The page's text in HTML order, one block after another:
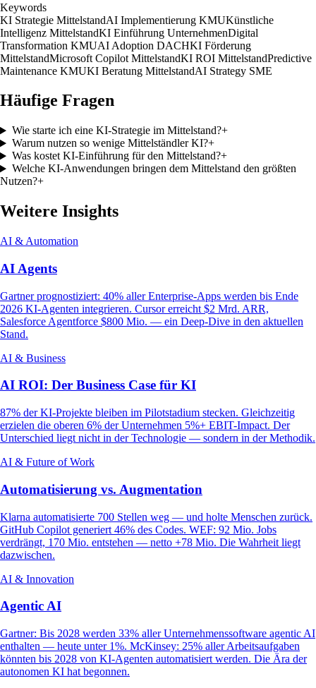
Keywords
KI Strategie MittelstandAI Implementierung KMUKünstliche
Intelligenz MittelstandKI Einführung UnternehmenDigital
Transformation KMUAI Adoption DACHKI Förderung
MittelstandMicrosoft Copilot MittelstandKI ROI MittelstandPredictive
Maintenance KMUKI Beratung MittelstandAI Strategy SME
Häufige Fragen
Wie starte ich eine KI-Strategie im Mittelstand?+
Warum nutzen so wenige Mittelständler KI?+
Was kostet KI-Einführung für den Mittelstand?+
Welche KI-Anwendungen bringen dem Mittelstand den größten
Nutzen?+
Weitere Insights
AI & Automation
AI Agents
Gartner prognostiziert: 40% aller Enterprise-Apps werden bis Ende
2026 KI-Agenten integrieren. Cursor erreicht $2 Mrd. ARR,
Salesforce Agentforce $800 Mio. — ein Deep-Dive in den aktuellen
Stand.
AI & Business
AI ROI: Der Business Case für KI
87% der KI-Projekte bleiben im Pilotstadium stecken. Gleichzeitig
erzielen die oberen 6% der Unternehmen 5%+ EBIT-Impact. Der
Unterschied liegt nicht in der Technologie — sondern in der Methodik.
AI & Future of Work
Automatisierung vs. Augmentation
Klarna automatisierte 700 Stellen weg — und holte Menschen zurück.
GitHub Copilot generiert 46% des Codes. WEF: 92 Mio. Jobs
verdrängt, 170 Mio. entstehen — netto +78 Mio. Die Wahrheit liegt
dazwischen.
AI & Innovation
Agentic AI
Gartner: Bis 2028 werden 33% aller Unternehmenssoftware agentic AI
enthalten — heute unter 1%. McKinsey: 25% aller Arbeitsaufgaben
könnten bis 2028 von KI-Agenten automatisiert werden. Die Ära der
autonomen KI hat begonnen.